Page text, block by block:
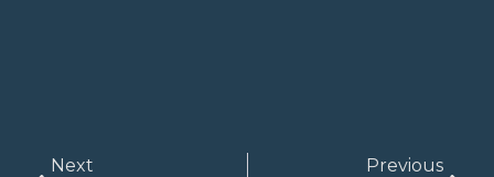
Previous
Next